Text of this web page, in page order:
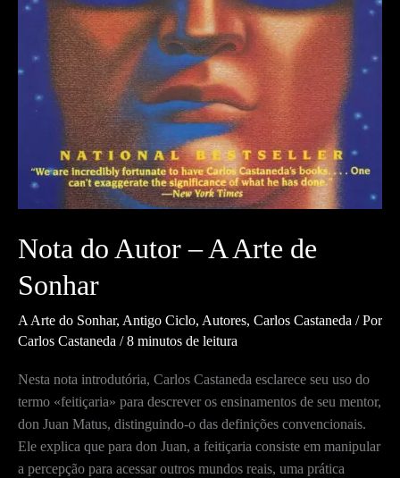
Nota do Autor – A Arte de
Sonhar
A Arte do Sonhar, Antigo Ciclo, Autores, Carlos Castaneda / Por
Carlos Castaneda /8 minutos de leitura
Nesta nota introdutória, Carlos Castaneda esclarece seu uso do
termo «feitiçaria» para descrever os ensinamentos de seu mentor,
don Juan Matus, distinguindo-o das definições convencionais.
Ele explica que para don Juan, a feitiçaria consiste em manipular
a percepção para acessar outros mundos reais, uma prática